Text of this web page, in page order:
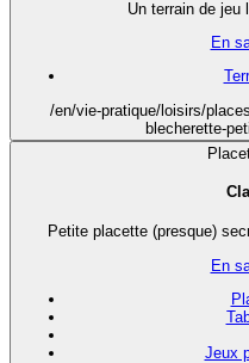
Un terrain de jeu
En
/en/vie-pratique/loisirs/
blecherette-
Petite placette (presque)
En
Jeux